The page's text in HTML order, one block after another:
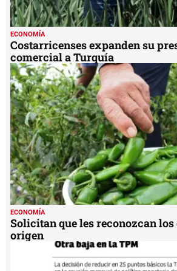
ECONOMÍA
Costarricenses expanden su
comercial a Turquía
ECONOMÍA
Solicitan que les reconozcan
origen